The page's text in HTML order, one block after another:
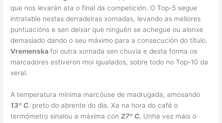
que nos levarán ata o final da competición. O Top-5 segue
intratable nestas derradeiras xornadas, levando as mellores
puntuacións e sen deixar que ninguén se achegue ou alonxe
demasiado dando o seu máximo para a consecución do título.
Vremenskafoi outra xornada sen chuvia e desta forma os
marcadores estiveron moi igualados, sobre todo no Top-10 da
xeral.
A temperatura mínima marcóuse de madrugada, amosando
13º C. preto do abrente do día. Xa na hora do café o
termómetro sinalou a máxima con27º C. Unha vez máis o